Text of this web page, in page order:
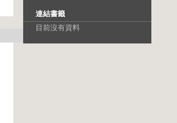
連結書籤
目前沒有資料